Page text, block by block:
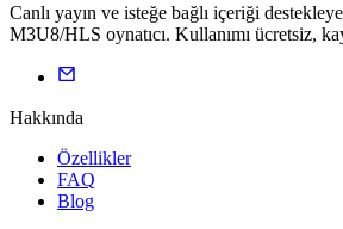
Canlı yayın ve isteğe bağlı içeriği
M3U8/HLS oynatıcı. Kullanımı ücretsiz,
Hakkında
Özellikler
FAQ
Blog